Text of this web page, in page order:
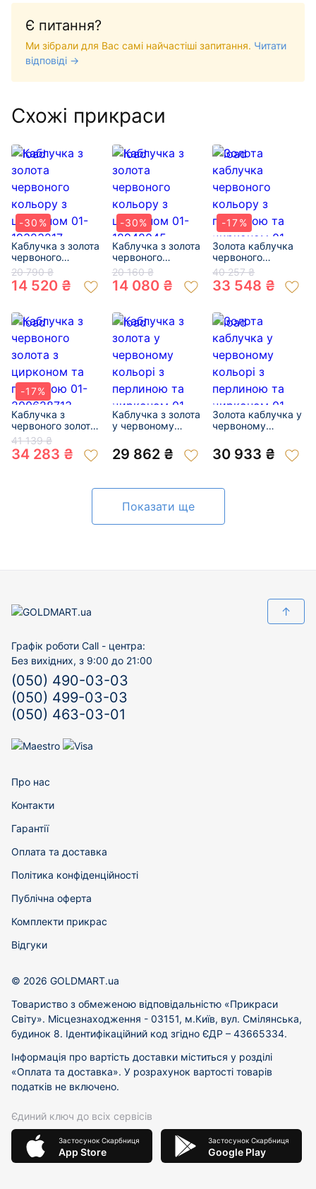
Є питання?
Ми зібрали для Вас самі найчастіші запитання. Читати
відповіді →
Схожі прикраси
-30%
Каблучка з золота
червоного
кольору з
цирконом 01-
19323217
20 790 ₴
14 520 ₴
-30%
Каблучка з золота
червоного
кольору з
цирконом 01-
18948045
20 160 ₴
14 080 ₴
-17%
Золота каблучка
червоного
кольору з
перлиною та
цирконом 01-
40 257 ₴
33 548 ₴
-17%
Каблучка з
червоного золота
з цирконом та
перлиною 01-
200628713
41 139 ₴
34 283 ₴
Каблучка з золота
у червоному
перлиною та
цирконом 01-
29 862 ₴
Золота каблучка у
червоному
перлиною та
цирконом 01-
30 933 ₴
Показати ще
↑
Графік роботи Call - центра:
Без вихідних, з 9:00 до 21:00
(050) 490-03-03
(050) 499-03-03
(050) 463-03-01
Про нас
Контакти
Гарантії
Оплата та доставка
Політика конфіденційності
Публічна оферта
Комплекти прикрас
Відгуки
© 2026 GOLDMART.ua
Товариство з обмеженою відповідальністю «Прикраси
Світу». Місцезнаходження - 03151, м.Київ, вул. Смілянська,
будинок 8. Ідентифікаційний код згідно ЄДР – 43665334.
Інформація про вартість доставки міститься у розділі
«Оплата та доставка». У розрахунок вартості товарів
податків не включено.
Єдиний ключ до всіх сервісів
Застосунок Скарбниця
App Store
Застосунок Скарбниця
Google Play